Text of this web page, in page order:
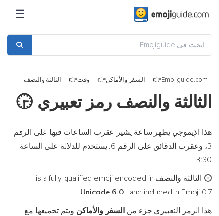
☰
Emojiguide.com السفر والأماكن وقت الثالثة والنصف
الثالثة والنصف رمز تعبيري 🕞
هذا الإيموجي يظهر ساعة يشير عقرب الساعات فيها على الرقم
3، وعقرب الدقائق على الرقم 6. يستخدم للدلالة على الساعة
3:30
🕞 الثالثة والنصف is a fully-qualified emoji encoded in
Unicode 6.0 , and included in Emoji 0.7.
هذا الرمز التعبيري جزء من السفر والأماكن ويتم تجميعها مع